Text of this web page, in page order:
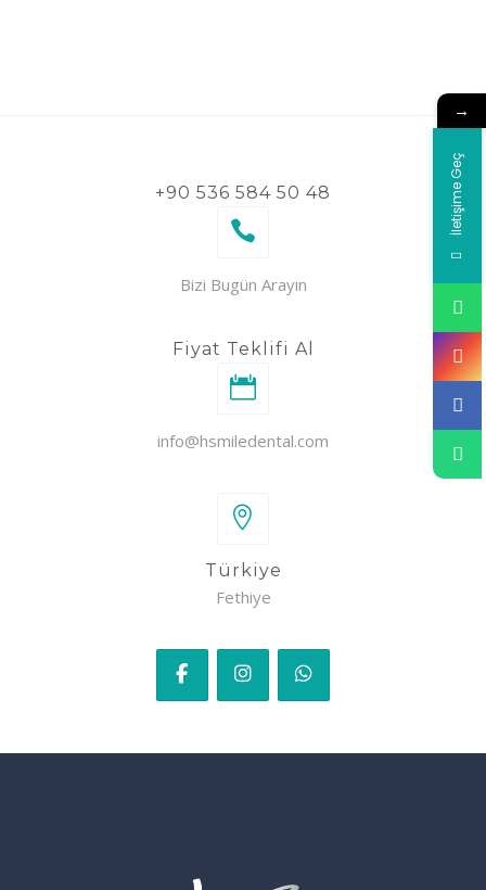
+90 536 584 50 48
Bizi Bugün Arayın
Fiyat Teklifi Al
info@hsmiledental.com
Türkiye
Fethiye
→
İletişime Geç